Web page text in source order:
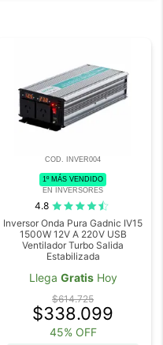
COD. INVER004
1º MÁS VENDIDO
EN INVERSORES
4.8
Inversor Onda Pura Gadnic IV15
1500W 12V A 220V USB
Ventilador Turbo Salida
Estabilizada
Llega GratisHoy
$614.725
$338.099
45% OFF